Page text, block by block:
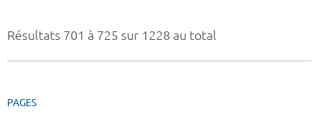
Résultats 701 à 725 sur 1228 au total
PAGES